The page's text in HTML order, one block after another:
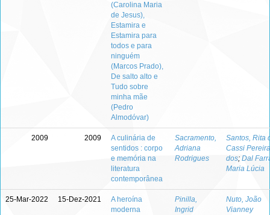
(Carolina Maria
de Jesus),
Estamira e
Estamira para
todos e para
ninguém
(Marcos Prado),
De salto alto e
Tudo sobre
minha mãe
(Pedro
Almodóvar)
2009 2009
A culinária de
sentidos : corpo
e memória na
literatura
contemporânea
Sacramento,
Adriana
Rodrigues
Santos, Rita
Cassi Pereira
dos; Dal
Maria Lúcia
25-Mar-2022 15-Dez-2021
A heroína
moderna
Pinilla,
Ingrid
Nuto, João
Vianney